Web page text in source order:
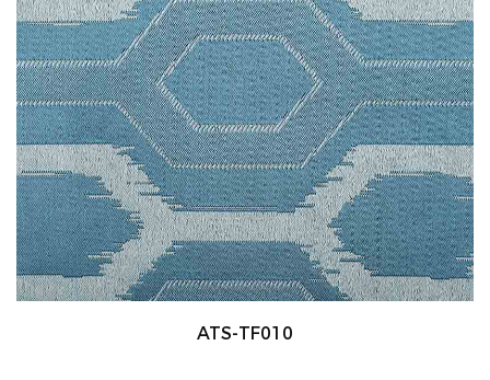
ATS-TF010